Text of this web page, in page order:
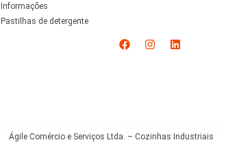
Informações
Pastilhas de detergente
Ágile Comércio e Serviços Ltda. – Cozinhas Industriais